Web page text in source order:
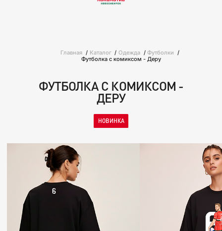
Главная Каталог Одежда
Футболки
Футболка с комиксом - Деру
ФУТБОЛКА С КОМИКСОМ -
ДЕРУ
НОВИНКА